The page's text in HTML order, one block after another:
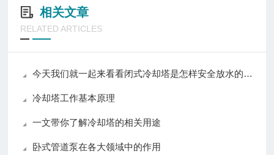
相关文章
RELATED ARTICLES
今天我们就一起来看看闭式冷却塔是怎样安全放水的呢？
冷却塔工作基本原理
一文带你了解冷却塔的相关用途
卧式管道泵在各大领域中的作用